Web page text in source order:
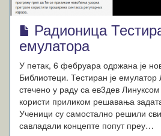
Радионица
емулатора
У петак, 6 фебруара одржана је
Библиотеци. Тестиран је
стечено у раду са ев3дев
користи приликом решавања
Ученици су самостално решили
савладали концепте попут преу…